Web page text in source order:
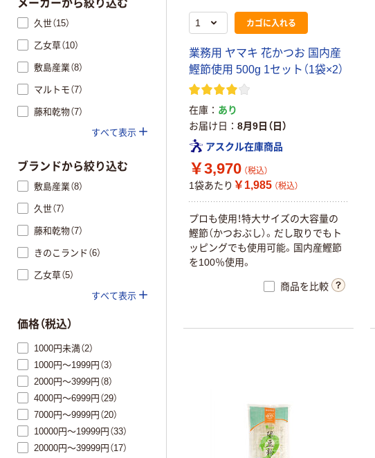
カゴに入れる
業務用 ヤマキ 花かつお 国内産
鰹節使用 500g 1セット（1袋×2）
在庫
あり
お届け日
8月9日（日）
アスクル在庫商品
￥3,970 （税込）
1袋あたり ￥1,985 （税込）
プロも使用！特大サイズの大容量の
鰹節（かつおぶし）。だし取りでもト
ッピングでも使用可能。国内産鰹節
を100％使用。
商品を比較
メーカーから絞り込む
久世（15）
乙女草（10）
敷島産業（8）
マルトモ（7）
藤和乾物（7）
すべて表示
ブランドから絞り込む
敷島産業（8）
久世（7）
藤和乾物（7）
きのこランド（6）
乙女草（5）
すべて表示
価格（税込）
1000円未満（2）
1000円～1999円（3）
2000円～3999円（8）
4000円～6999円（29）
7000円～9999円（20）
10000円～19999円（33）
20000円～39999円（17）